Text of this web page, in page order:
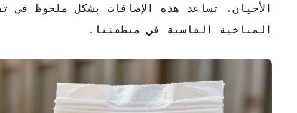
الأحيان. تساعد هذه الإضافات
بشكل ملحوظ في
المناخية القاسية في منطقتنا.